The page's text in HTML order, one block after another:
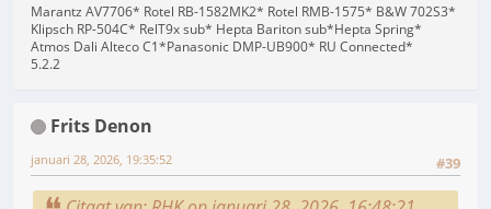
Marantz AV7706* Rotel RB-1582MK2* Rotel RMB-1575* B&W 702S3*
Klipsch RP-504C* RelT9x sub* Hepta Bariton sub*Hepta Spring*
Atmos Dali Alteco C1*Panasonic DMP-UB900* RU Connected*
5.2.2
Frits Denon
#39
januari 28, 2026, 19:35:52